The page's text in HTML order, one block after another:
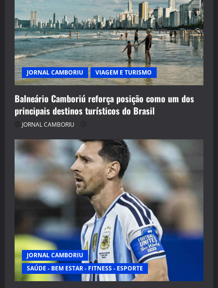
JORNAL CAMBORIU VIAGEM E TURISMO
Balneário Camboriú reforça posição como um dos
principais destinos turísticos do Brasil
JORNAL CAMBORIU
JORNAL CAMBORIU
SAÚDE - BEM ESTAR - FITNESS - ESPORTE